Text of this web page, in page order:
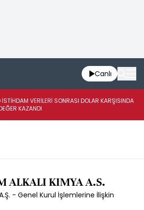
Canlı
İSTİHDAM VERİLERİ SONRASI DOLAR KARŞISINDA
KAZANDI
ALKALI KIMYA A.S.
A.Ş. - Genel Kurul İşlemlerine İlişkin